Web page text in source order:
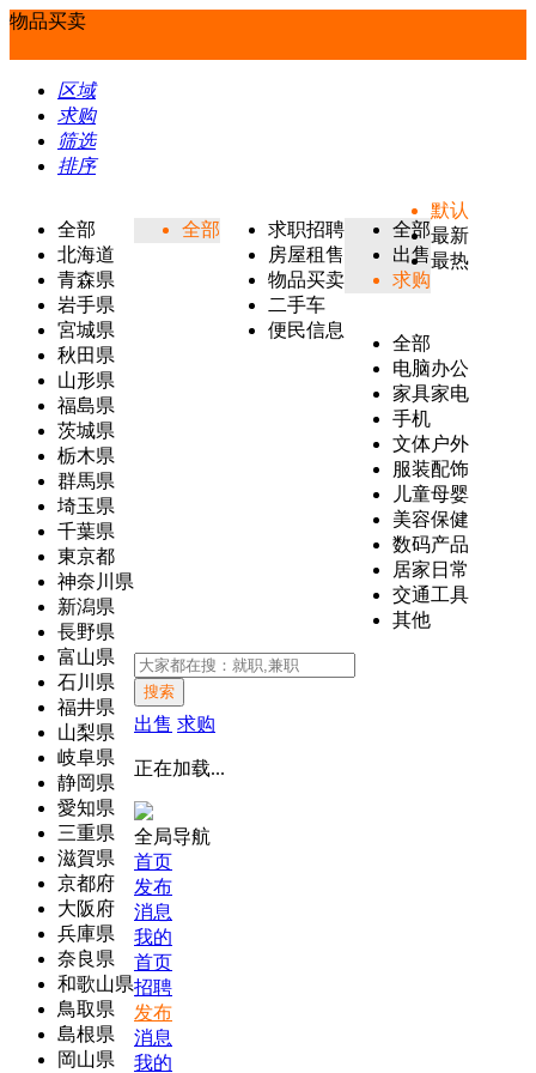
物品买卖
区域
求购
筛选
排序
全部
北海道
青森県
岩手県
宮城県
秋田県
山形県
福島県
茨城県
栃木県
群馬県
埼玉県
千葉県
東京都
神奈川県
新潟県
長野県
富山県
石川県
福井県
山梨県
岐阜県
静岡県
愛知県
三重県
滋賀県
京都府
大阪府
兵庫県
奈良県
和歌山県
鳥取県
島根県
岡山県
全部
求职招聘
房屋租售
物品买卖
二手车
便民信息
全部
出售
求购
全部
电脑办公
家具家电
手机
文体户外
服装配饰
儿童母婴
美容保健
数码产品
居家日常
交通工具
其他
默认
最新
最热
搜索
出售 求购
正在加载...
全局导航
首页
发布
消息
我的
首页
招聘
发布
消息
我的